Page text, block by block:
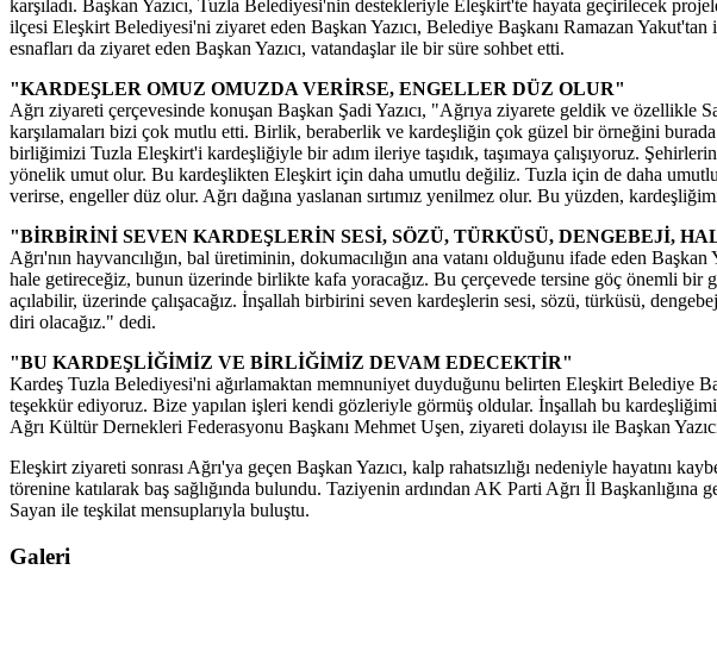
karşıladı. Başkan Yazıcı, Tuzla Belediyesi'nin destekleriyle Eleşkirt'te hayata geçirilecek
ilçesi Eleşkirt Belediyesi'ni ziyaret eden Başkan Yazıcı, Belediye Başkanı Ramazan
esnafları da ziyaret eden Başkan Yazıcı, vatandaşlar ile bir süre sohbet etti.
"KARDEŞLER OMUZ OMUZDA VERİRSE, ENGELLER DÜZ OLUR"
Ağrı ziyareti çerçevesinde konuşan Başkan Şadi Yazıcı, "Ağrıya ziyarete geldik ve özellikle
karşılamaları bizi çok mutlu etti. Birlik, beraberlik ve kardeşliğin çok güzel bir örneğini burada
birliğimizi Tuzla Eleşkirt'i kardeşliğiyle bir adım ileriye taşıdık, taşımaya çalışıyoruz.
yönelik umut olur. Bu kardeşlikten Eleşkirt için daha umutlu değiliz. Tuzla için de daha
verirse, engeller düz olur. Ağrı dağına yaslanan sırtımız yenilmez olur. Bu yüzden,
"BİRBİRİNİ SEVEN KARDEŞLERİN SESİ, SÖZÜ, TÜRKÜSÜ, DENGEBEJİ,
Ağrı'nın hayvancılığın, bal üretiminin, dokumacılığın ana vatanı olduğunu ifade eden
hale getireceğiz, bunun üzerinde birlikte kafa yoracağız. Bu çerçevede tersine göç önemli bir
açılabilir, üzerinde çalışacağız. İnşallah birbirini seven kardeşlerin sesi, sözü, türküsü,
diri olacağız." dedi.
"BU KARDEŞLİĞİMİZ VE BİRLİĞİMİZ DEVAM EDECEKTİR"
Kardeş Tuzla Belediyesi'ni ağırlamaktan memnuniyet duyduğunu belirten Eleşkirt Belediye
teşekkür ediyoruz. Bize yapılan işleri kendi gözleriyle görmüş oldular. İnşallah bu
Ağrı Kültür Dernekleri Federasyonu Başkanı Mehmet Uşen, ziyareti dolayısı ile Başkan
Eleşkirt ziyareti sonrası Ağrı'ya geçen Başkan Yazıcı, kalp rahatsızlığı nedeniyle
törenine katılarak baş sağlığında bulundu. Taziyenin ardından AK Parti Ağrı İl
Sayan ile teşkilat mensuplarıyla buluştu.
Galeri